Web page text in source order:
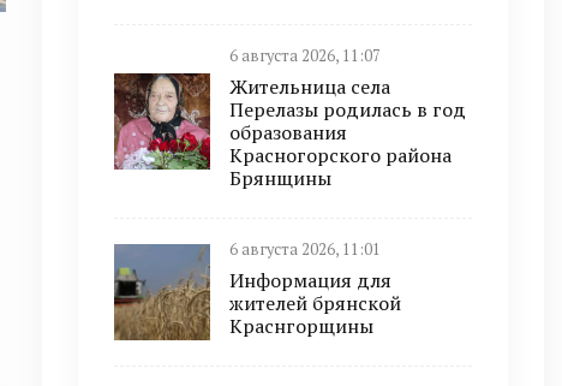
6 августа 2026, 11:07
Жительница села
Перелазы родилась в год
образования
Красногорского района
Брянщины
6 августа 2026, 11:01
Информация для
жителей брянской
Краснгорщины